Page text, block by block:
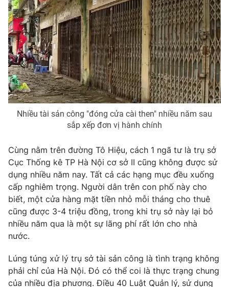
VTV9 VTV8
Liên hệ tòa soạn English
Cơ quan chủ quản:
Đài Truyền hình Việt Nam
Cơ quan báo chí:
Thời báo VTV
Giấy phép hoạt động báo in và báo điện tử số 483/GP-BTTTT
cấp ngày 29/12/2023
Tổng Biên tập:Vũ Thanh Thủy
Phó Tổng Biên tập:
Tổng đài VTV:024.38 355 931 - 024.38 355 932
Ðiện thoại Thời báo VTV:024.66 897 897
Nhiều tài sản công "đóng cửa cài then" nhiều năm sau
sắp xếp đơn vị hành chính
Cùng nằm trên đường Tô Hiệu, cách 1 ngã tư là trụ sở
Cục Thống kê TP Hà Nội cơ sở II cũng không được sử
dụng nhiều năm nay. Tất cả các hạng mục đều xuống
cấp nghiêm trọng. Người dân trên con phố này cho
biết, một cửa hàng mặt tiền nhỏ mỗi tháng cho thuê
cũng được 3-4 triệu đồng, trong khi trụ sở này lại bỏ
nhiều năm qua là một sự lãng phí rất lớn cho nhà
nước.
Lúng túng xử lý trụ sở tài sản công là tình trạng không
phải chỉ của Hà Nội. Đó có thể coi là thực trạng chung
của nhiều địa phương. Điều 40 Luật Quản lý, sử dụng